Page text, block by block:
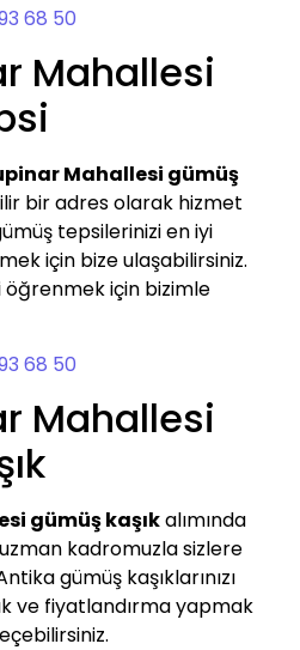
68 50
Mahallesi
Mahallesi gümüş
bir adres olarak hizmet
tepsilerinizi en iyi
için bize ulaşabilirsiniz.
öğrenmek için bizimle
68 50
Mahallesi
gümüş kaşıkalımında
kadromuzla sizlere
gümüş kaşıklarınızı
ve fiyatlandırma yapmak